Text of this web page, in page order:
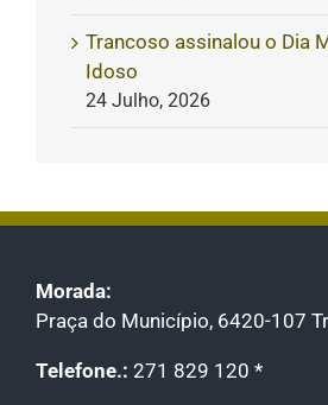
Trancoso assinalou o Dia
Idoso
24 Julho, 2026
Morada:
Praça do Município, 6420-107
Telefone.: 271 829 120 *